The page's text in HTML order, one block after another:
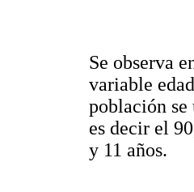
Se observa
variable
población se
es decir el
y 11 años.